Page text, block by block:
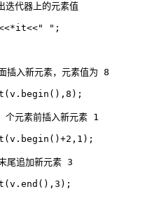
代器上的元素值
it<<" " ;
插入新元素，元素值为 8
(v. begin (), 8 );
元素前插入新元素 1
(v. begin () +2 , 1 );
尾追加新元素 3
(v. end (), 3 );